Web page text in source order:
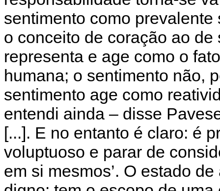
sentimento como
o conceito de coração ao
representa e age como o
humana; o sentimento não,
sentimento age como
entendi ainda – disse
[...]. E no entanto é claro: é
voluptuoso e parar de
em si mesmos’. O estado